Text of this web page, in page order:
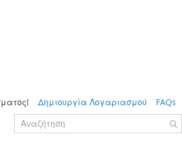
Δημιουργία Λογαριασμού FAQs